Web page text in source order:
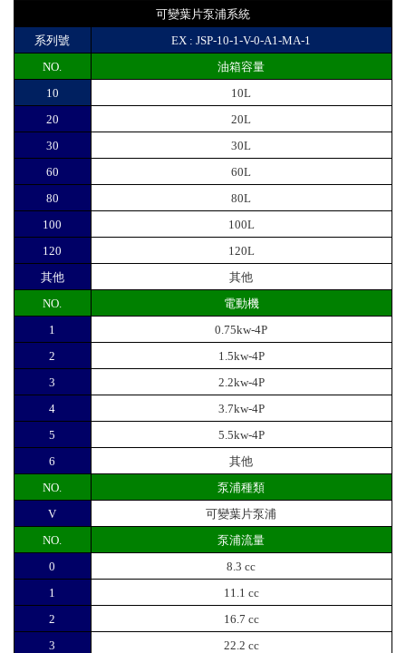
可變葉片泵浦系統
系列號
EX : JSP-10-1-V-0-A1-MA-1
NO.
油箱容量
10
10L
20
20L
30
30L
60
60L
80
80L
100
100L
120
120L
其他
其他
NO.
電動機
1
0.75kw-4P
2
1.5kw-4P
3
2.2kw-4P
4
3.7kw-4P
5
5.5kw-4P
6
其他
NO.
泵浦種類
V
可變葉片泵浦
NO.
泵浦流量
0
8.3 cc
1
11.1 cc
2
16.7 cc
3
22.2 cc